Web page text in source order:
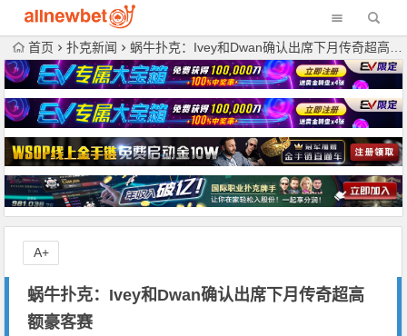
首页 扑克新闻 蜗牛扑克：Ivey和Dwan确认出席下月传奇超高额豪客赛
蜗牛扑克：Ivey和Dwan确认出席下月传奇超高
额豪客赛
A+